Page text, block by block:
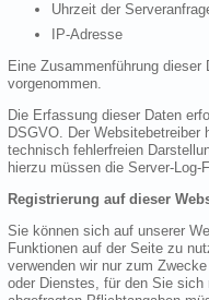
Uhrzeit der
IP-Adresse
Eine Zusammenführung
vorgenommen.
Die Erfassung dieser Daten
DSGVO. Der
technisch fehlerfreien
hierzu müssen die Server-Log-
Registrierung auf dieser
Sie können sich auf unserer
Funktionen auf der Seite zu
verwenden wir nur zum
oder Dienstes, für den Sie sich